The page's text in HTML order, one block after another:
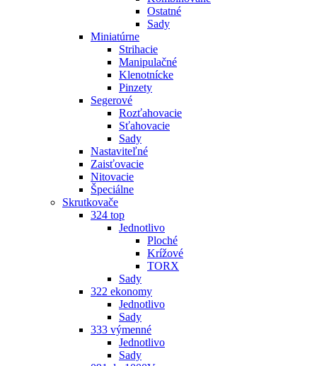
Ostatné
Sady
Miniatúrne
Strihacie
Manipulačné
Klenotnícke
Pinzety
Segerové
Rozťahovacie
Sťahovacie
Sady
Nastaviteľné
Zaisťovacie
Nitovacie
Špeciálne
Skrutkovače
324 top
Jednotlivo
Ploché
Krížové
TORX
Sady
322 ekonomy
Jednotlivo
Sady
333 výmenné
Jednotlivo
Sady